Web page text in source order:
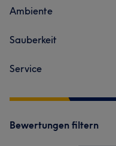
Ambiente
Sauberkeit
Service
Bewertungen filtern